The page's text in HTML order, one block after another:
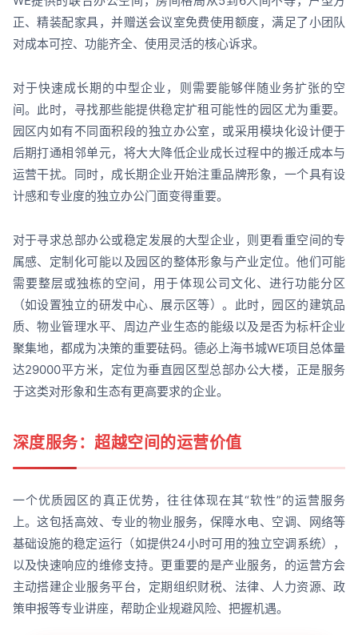
正、精装配家具，并赠送会议室免费使用额度，满足了小团队
对成本可控、功能齐全、使用灵活的核心诉求。
对于快速成长期的中型企业，则需要能够伴随业务扩张的空
间。此时，寻找那些能提供稳定扩租可能性的园区尤为重要。
园区内如有不同面积段的独立办公室，或采用模块化设计便于
后期打通相邻单元，将大大降低企业成长过程中的搬迁成本与
运营干扰。同时，成长期企业开始注重品牌形象，一个具有设
计感和专业度的独立办公门面变得重要。
对于寻求总部办公或稳定发展的大型企业，则更看重空间的专
属感、定制化可能以及园区的整体形象与产业定位。他们可能
需要整层或独栋的空间，用于体现公司文化、进行功能分区
（如设置独立的研发中心、展示区等）。此时，园区的建筑品
质、物业管理水平、周边产业生态的能级以及是否为标杆企业
聚集地，都成为决策的重要砝码。德必上海书城WE项目总体量
达29000平方米，定位为垂直园区型总部办公大楼，正是服务
于这类对形象和生态有更高要求的企业。
深度服务：超越空间的运营价值
一个优质园区的真正优势，往往体现在其“软性”的运营服务
上。这包括高效、专业的物业服务，保障水电、空调、网络等
基础设施的稳定运行（如提供24小时可用的独立空调系统），
以及快速响应的维修支持。更重要的是产业服务，的运营方会
主动搭建企业服务平台，定期组织财税、法律、人力资源、政
策申报等专业讲座，帮助企业规避风险、把握机遇。